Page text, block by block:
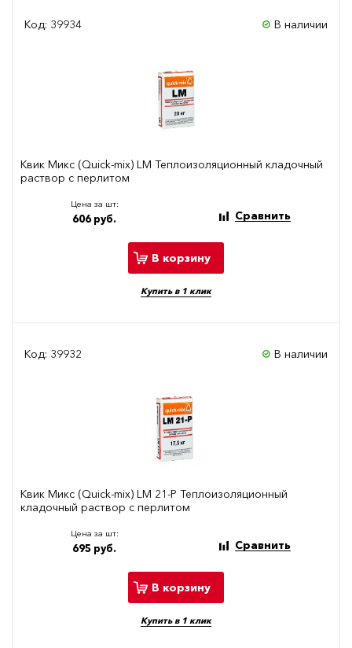
Код: 39934 В наличии
Квик Микс (Quick-mix) LM Теплоизоляционный кладочный
раствор с перлитом
Цена за шт:
606 руб. Сравнить
В корзину
Купить в 1 клик
Код: 39932 В наличии
Квик Микс (Quick-mix) LM 21-P Теплоизоляционный
кладочный раствор с перлитом
Цена за шт:
695 руб. Сравнить
В корзину
Купить в 1 клик